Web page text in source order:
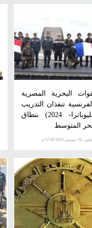
البحرية المصرية
تنفذان التدريب
(كليوباترا- 2024) بنطاق
المتوسط
16 ديسمبر 2024 07:40 م